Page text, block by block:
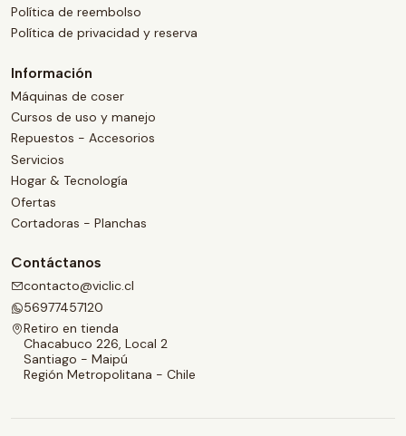
Política de reembolso
Política de privacidad y reserva
Información
Máquinas de coser
Cursos de uso y manejo
Repuestos - Accesorios
Servicios
Hogar & Tecnología
Ofertas
Cortadoras - Planchas
Contáctanos
contacto@viclic.cl
56977457120
Retiro en tienda
Chacabuco 226, Local 2
Santiago - Maipú
Región Metropolitana - Chile